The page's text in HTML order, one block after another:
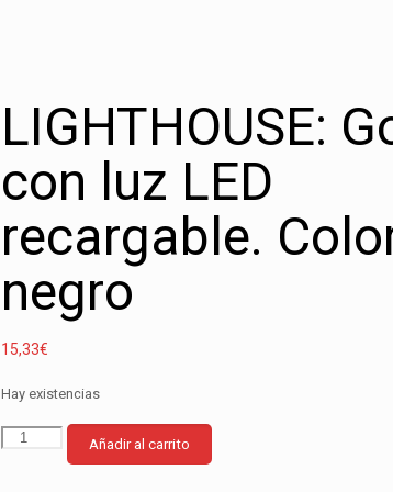
LIGHTHOUSE:
con luz LED
recargable.
negro
15,33€
Hay existencias
LIGHTHOUSE:Añadir al carrito